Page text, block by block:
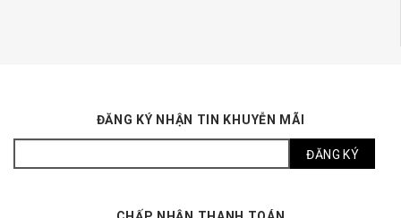
ĐĂNG KÝ NHẬN TIN KHUYỄN MÃI